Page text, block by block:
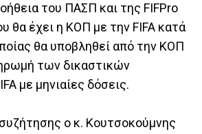
του ΠΑΣΠ και της FIFPro
θα έχει η ΚΟΠ με την FIFA κατά
θα υποβληθεί από την ΚΟΠ
των δικαστικών
με μηνιαίες δόσεις.
ο κ. Κουτσοκούμνης